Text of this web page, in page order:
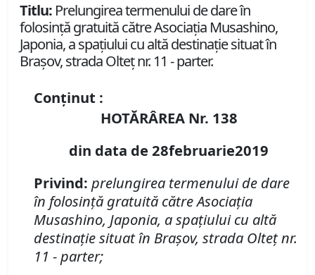
Titlu: Prelungirea termenului de dare în
folosinţă gratuită către Asociaţia Musashino,
Japonia, a spaţiului cu altă destinaţie situat în
Braşov, strada Olteţ nr. 11 - parter.
Conținut :
HOTĂRÂREA Nr. 138
din data de 28februarie2019
Privind: prelungirea termenului de dare
în folosinţă gratuită către Asociaţia
Musashino, Japonia, a spaţiului cu altă
destinaţie situat în Braşov, strada Olteţ nr.
11 - parter;